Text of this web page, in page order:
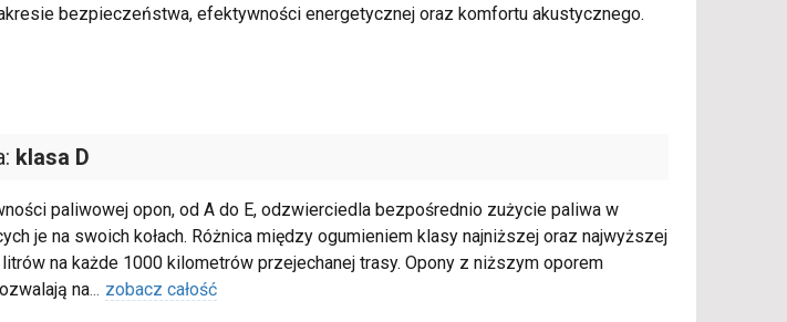
bezpieczeństwa, efektywności energetycznej oraz komfortu akustycznego.
klasa D
paliwowej opon, od A do E, odzwierciedla bezpośrednio zużycie paliwa w
je na swoich kołach. Różnica między ogumieniem klasy najniższej oraz najwyższej
na każde 1000 kilometrów przejechanej trasy. Opony z niższym oporem
na... zobacz całość